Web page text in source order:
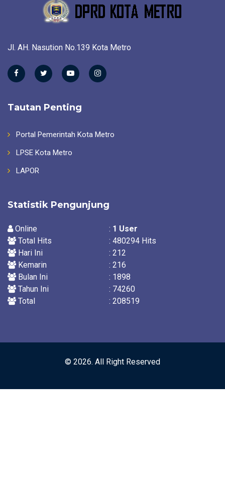
Jl. AH. Nasution No.139 Kota Metro
Tautan Penting
Portal Pemerintah Kota Metro
LPSE Kota Metro
LAPOR
Statistik Pengunjung
Online : 1 User
Total Hits
: 480294 Hits
Hari Ini
: 212
Kemarin
: 216
Bulan Ini
: 1898
Tahun Ini
: 74260
Total
: 208519
© 2026. All Right Reserved